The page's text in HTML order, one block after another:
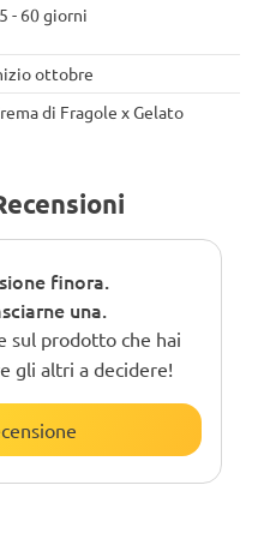
- 60 giorni
ottobre
di Fragole x Gelato
finora.
una.
sul prodotto che hai
gli altri a decidere!